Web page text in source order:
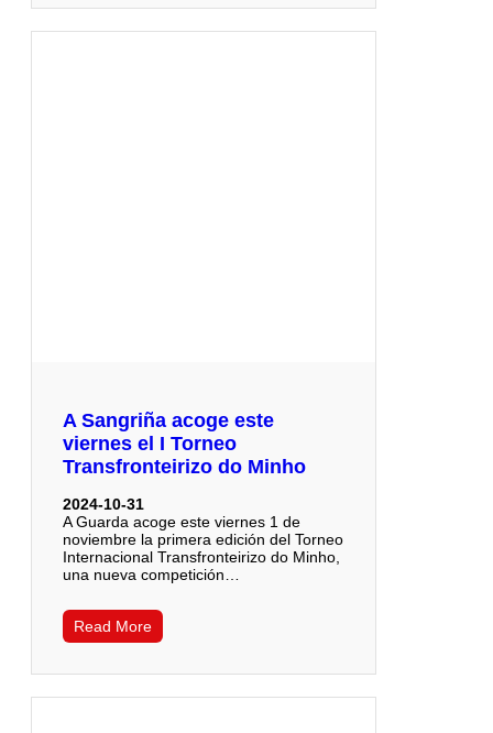
A Sangriña acoge este
viernes el I Torneo
Transfronteirizo do Minho
2024-10-31
A Guarda acoge este viernes 1 de
noviembre la primera edición del Torneo
Internacional Transfronteirizo do Minho,
una nueva competición…
Read More